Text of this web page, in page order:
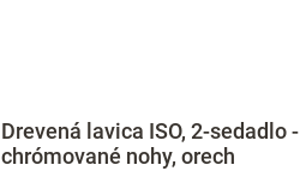
Drevená lavica ISO, 2-sedadlo -
chrómované nohy, orech